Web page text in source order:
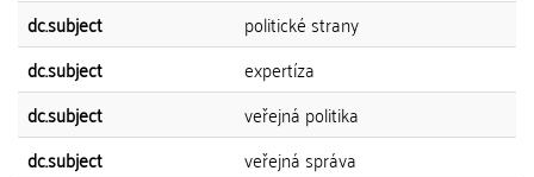
dc.subject
politické strany
dc.subject
expertíza
dc.subject
veřejná politika
dc.subject
veřejná správa